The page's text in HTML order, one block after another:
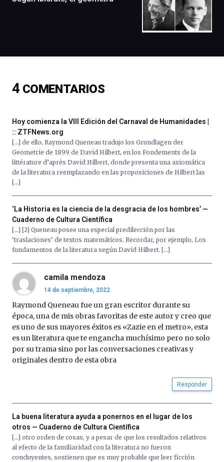
de
16
al
de
octubre.
La
iniciativa,
organizada
por
la
Cátedra…
4 COMENTARIOS
Hoy comienza la VIII Edición del Carnaval de Humanidades |
:: ZTFNews.org
[…] de ello, Raymond Queneau tradujo los Grundlagen der
Geometrie de 1899 de David Hilbert, en los Fondements de la
littérature d’après David Hilbert, donde presenta una axiomática
de la literatura reemplazando en las proposiciones de Hilbert las
[…]
‘La Historia es la ciencia de la desgracia de los hombres’ —
Cuaderno de Cultura Científica
[…] [2] Queneau posee una especial predilección por las
‘traslaciones’ de textos matemáticos. Recordar, por ejemplo, Los
fundamentos de la literatura según David Hilbert. […]
camila mendoza
14 de septiembre, 2022
Raymond Queneau fue un gran escritor durante su
época, una de mis obras favoritas de este autor y creo que
es uno de sus mayores éxitos es «Zazie en el metro», esta
es un literatura que te engancha muchísimo pero no solo
por su trama sino por las conversaciones creativas y
originales dentro de esta obra
Responder
La buena literatura ayuda a ponernos en el lugar de los
otros — Cuaderno de Cultura Científica
[…] otro orden de cosas, y a pesar de que los resultados relativos
al efecto de la familiaridad con la literatura no fueron
concluyentes, sostienen que es muy probable que leer ficción